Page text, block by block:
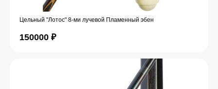
Цельный "Лотос" 8-ми лучевой Пламенный эбен
150000 ₽